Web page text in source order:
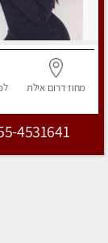
מחוז דרוםאילת
4531641